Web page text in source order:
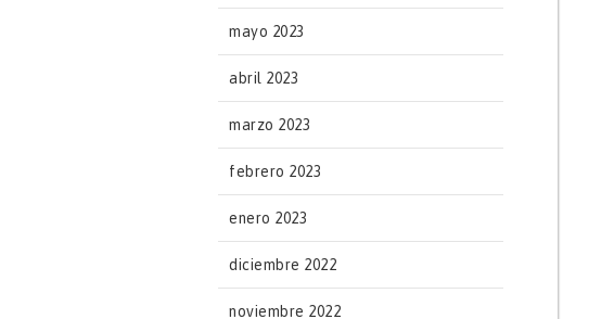
mayo 2023
abril 2023
marzo 2023
febrero 2023
enero 2023
diciembre 2022
noviembre 2022